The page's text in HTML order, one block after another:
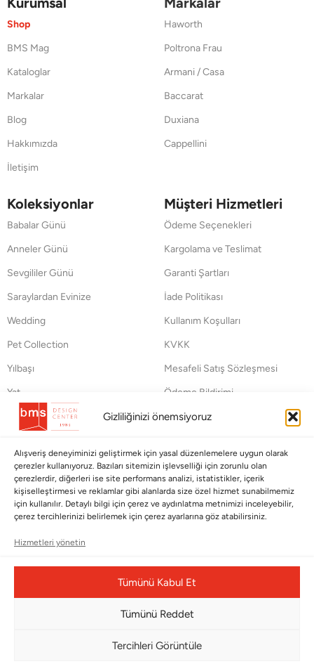
Gizliliğinizi önemsiyoruz
Alışveriş deneyiminizi geliştirmek için yasal düzenlemelere uygun olarak
çerezler kullanıyoruz. Bazıları sitemizin işlevselliği için zorunlu olan
çerezlerdir, diğerleri ise site performans analizi, istatistikler, içerik
kişiselleştirmesi ve reklamlar gibi alanlarda size özel hizmet sunabilmemiz
için kullanılır. Detaylı bilgi için çerez ve aydınlatma metnimizi inceleyebilir,
çerez tercihlerinizi belirlemek için çerez ayarlarına göz atabilirsiniz.
Hizmetleri yönetin
Tümünü Kabul Et
Tümünü Reddet
Tercihleri Görüntüle
Shop
BMS Mag
Kataloglar
Markalar
Blog
Hakkımızda
İletişim
Haworth
Poltrona Frau
Armani / Casa
Baccarat
Duxiana
Cappellini
Koleksiyonlar
Babalar Günü
Anneler Günü
Sevgililer Günü
Saraylardan Evinize
Wedding
Pet Collection
Yılbaşı
Yat
Müşteri Hizmetleri
Ödeme Seçenekleri
Kargolama ve Teslimat
Garanti Şartları
İade Politikası
Kullanım Koşulları
KVKK
Mesafeli Satış Sözleşmesi
Ödeme Bildirimi
Hata Bildirim Formu
BÜLTENİMİZE ABONE OLUN
Kayıt olun ve fırsatlardan ilk siz yararlanın!
Bültenimize Abone Olun